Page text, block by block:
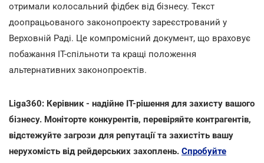
отримали колосальний фідбек від бізнесу. Текст
доопрацьованого законопроекту зареєстрований у
Верховній Раді. Це компромісний документ, що враховує
побажання ІТ-спільноти та кращі положення
альтернативних законопроектів.
Liga360: Керівник - надійне ІТ-рішення для захисту вашого
бізнесу. Моніторте конкурентів, перевіряйте контрагентів,
відстежуйте загрози для репутації та захистіть вашу
нерухомість від рейдерських захоплень. Спробуйте